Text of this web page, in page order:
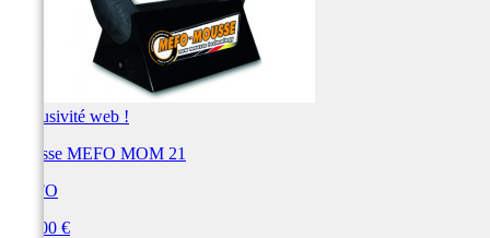
Exclusivité web !
Mousse MEFO MOM 21
MEFO
135,00 €